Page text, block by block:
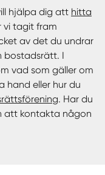
hjälpa dig att hitta
vi tagit fram
av det du undrar
bostadsrätt. I
vad som gäller om
hand eller hur du
. Har du
att kontakta någon